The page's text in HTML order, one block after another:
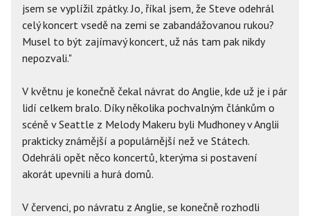
jsem se vyplížil zpátky. Jo, říkal jsem, že Steve odehrál
celý koncert vsedě na zemi se zabandážovanou rukou?
Musel to být zajímavý koncert, už nás tam pak nikdy
nepozvali."
V květnu je konečně čekal návrat do Anglie, kde už je i pár
lidí celkem bralo. Díky několika pochvalným článkům o
scéně v Seattle z Melody Makeru byli Mudhoney v Anglii
prakticky známější a populárnější než ve Státech.
Odehráli opět něco koncertů, kterýma si postavení
akorát upevnili a hurá domů.
V červenci, po návratu z Anglie, se konečně rozhodli